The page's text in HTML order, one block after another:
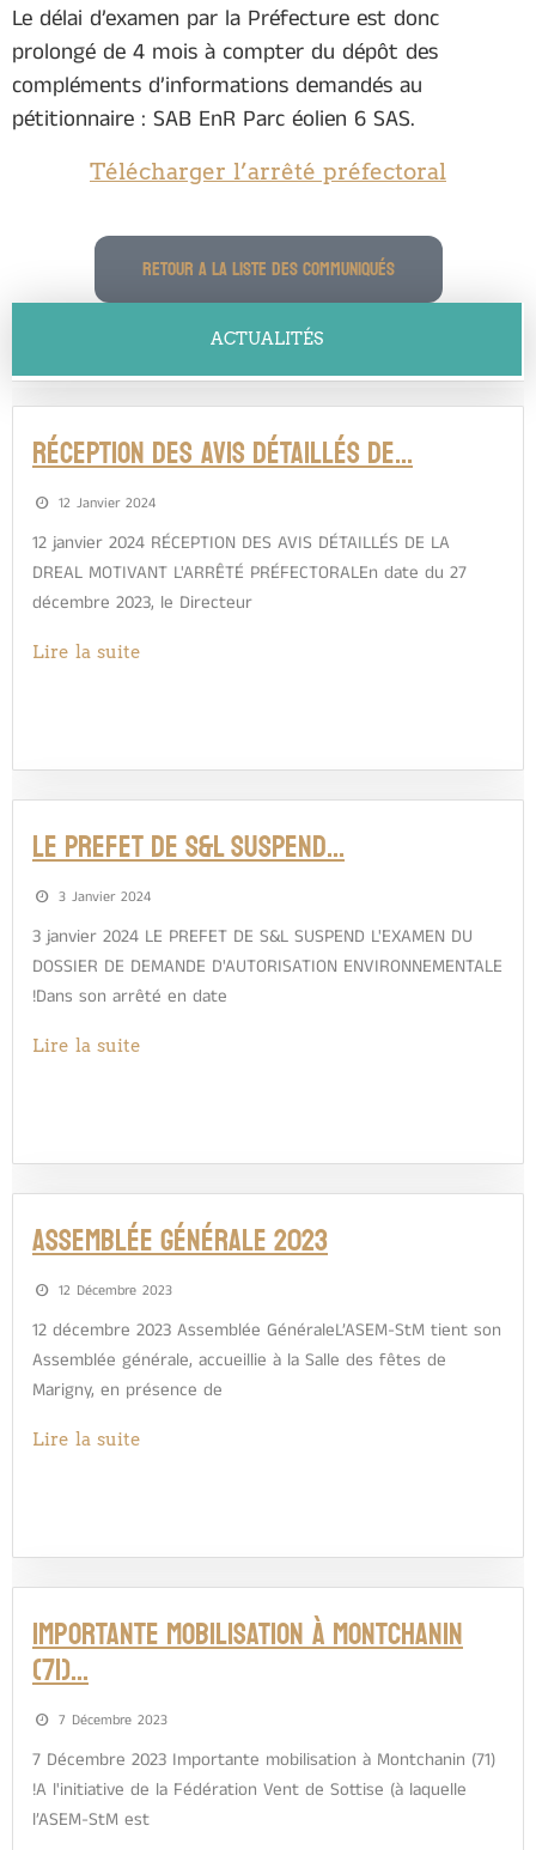
Le délai d’examen par la Préfecture est donc
prolongé de 4 mois à compter du dépôt des
compléments d’informations demandés au
pétitionnaire : SAB EnR Parc éolien 6 SAS.
Télécharger l’arrêté préfectoral
RETOUR A LA LISTE DES COMMUNIQUÉS
ACTUALITÉS
RÉCEPTION DES AVIS DÉTAILLÉS DE…
12 Janvier 2024
12 janvier 2024 RÉCEPTION DES AVIS DÉTAILLÉS DE LA
DREAL MOTIVANT L'ARRÊTÉ PRÉFECTORALEn date du 27
décembre 2023, le Directeur
Lire la suite
LE PREFET DE S&L SUSPEND…
3 Janvier 2024
3 janvier 2024 LE PREFET DE S&L SUSPEND L'EXAMEN DU
DOSSIER DE DEMANDE D'AUTORISATION ENVIRONNEMENTALE
!Dans son arrêté en date
Lire la suite
Assemblée Générale 2023
12 Décembre 2023
12 décembre 2023 Assemblée GénéraleL’ASEM-StM tient son
Assemblée générale, accueillie à la Salle des fêtes de
Marigny, en présence de
Lire la suite
Importante mobilisation à Montchanin
(71)…
7 Décembre 2023
7 Décembre 2023 Importante mobilisation à Montchanin (71)
!A l'initiative de la Fédération Vent de Sottise (à laquelle
l’ASEM-StM est